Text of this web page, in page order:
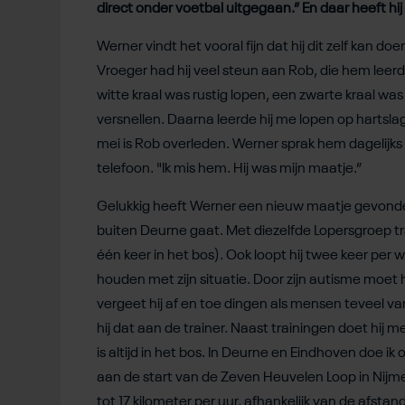
direct onder voetbal uitgegaan.” En daar heeft
Werner vindt het vooral fijn dat hij dit zelf kan
Vroeger had hij veel steun aan Rob, die hem
witte kraal was rustig lopen, een zwarte kraal
versnellen. Daarna leerde hij me lopen op
mei is Rob overleden. Werner sprak hem
telefoon. "Ik mis hem. Hij was mijn maatje.”
Gelukkig heeft Werner een nieuw maatje
buiten Deurne gaat. Met diezelfde Lopersgroep
één keer in het bos). Ook loopt hij twee keer per
houden met zijn situatie. Door zijn autisme
vergeet hij af en toe dingen als mensen teveel
hij dat aan de trainer. Naast trainingen doet hij
is altijd in het bos. In Deurne en Eindhoven doe
aan de start van de Zeven Heuvelen Loop in